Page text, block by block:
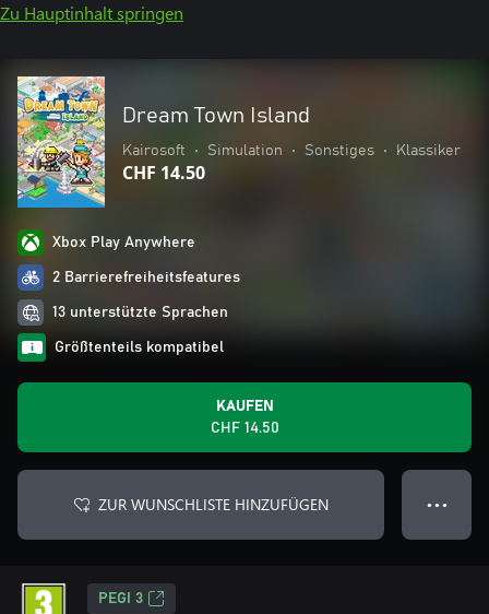
Zu Hauptinhalt springen
Dream Town Island
Kairosoft • Simulation • Sonstiges • Klassiker
CHF 14.50
Xbox Play Anywhere
2 Barrierefreiheitsfeatures
13 unterstützte Sprachen
Größtenteils kompatibel
KAUFEN
CHF 14.50
ZUR WUNSCHLISTE HINZUFÜGEN ● ● ●
PEGI 3